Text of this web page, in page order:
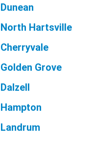
Dunean
North Hartsville
Cherryvale
Golden Grove
Dalzell
Hampton
Landrum